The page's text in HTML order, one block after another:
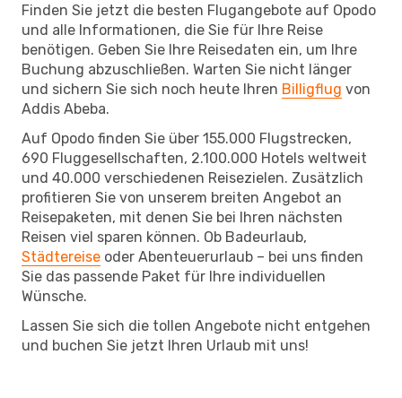
Finden Sie jetzt die besten Flugangebote auf Opodo
und alle Informationen, die Sie für Ihre Reise
benötigen. Geben Sie Ihre Reisedaten ein, um Ihre
Buchung abzuschließen. Warten Sie nicht länger
und sichern Sie sich noch heute Ihren Billigflug von
Addis Abeba.
Auf Opodo finden Sie über 155.000 Flugstrecken,
690 Fluggesellschaften, 2.100.000 Hotels weltweit
und 40.000 verschiedenen Reisezielen. Zusätzlich
profitieren Sie von unserem breiten Angebot an
Reisepaketen, mit denen Sie bei Ihren nächsten
Reisen viel sparen können. Ob Badeurlaub,
Städtereise oder Abenteuerurlaub – bei uns finden
Sie das passende Paket für Ihre individuellen
Wünsche.
Lassen Sie sich die tollen Angebote nicht entgehen
und buchen Sie jetzt Ihren Urlaub mit uns!